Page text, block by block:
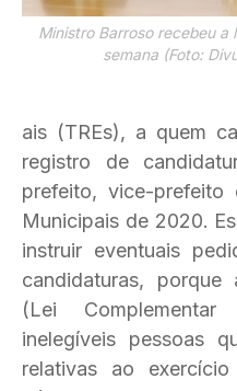
Ministro Barroso recebeu a
semana (Foto:
ais (TREs), a quem
registro de
prefeito, vice-prefeito
Municipais de 2020.
instruir eventuais
candidaturas,
(Lei
inelegíveis pessoas
relativas ao